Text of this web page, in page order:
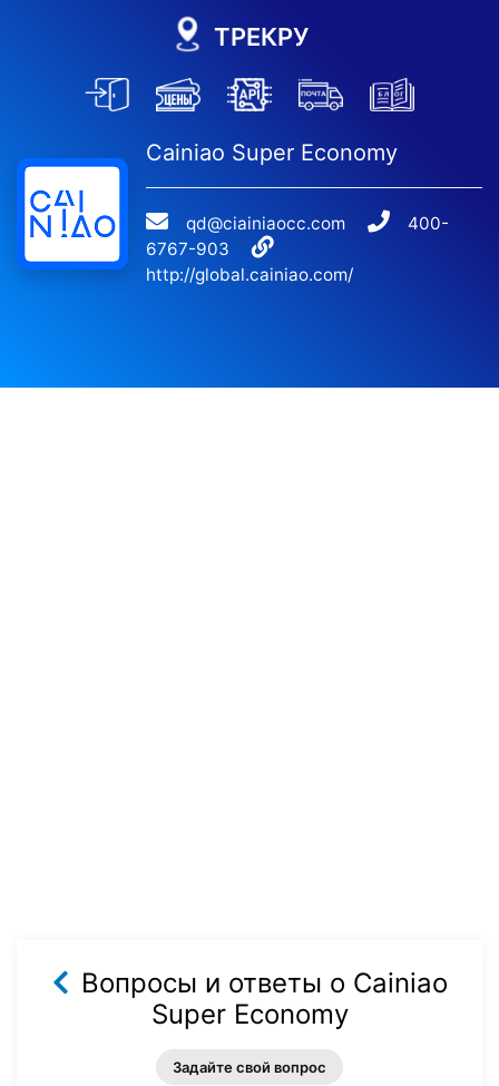
ТРЕКРУ
Cainiao Super Economy
qd@ciainiaocc.com
400-
6767-903
http://global.cainiao.com/
Вопросы и ответы о Cainiao
Super Economy
Задайте свой вопрос